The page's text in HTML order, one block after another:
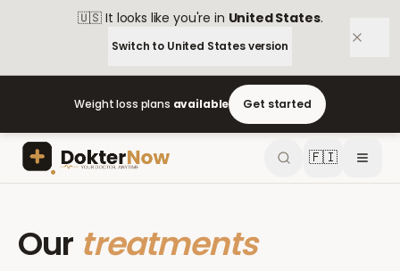
🇺🇸 It looks like you're in United States.
Switch to United Statesversion
Weight loss plans available Get started
🇫🇮
Our treatments